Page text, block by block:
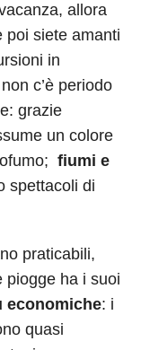
allora
poi siete amanti
in
c’è periodo
grazie
un colore
fiumi e
spettacoli di
praticabili,
piogge ha i suoi
economiche: i
quasi